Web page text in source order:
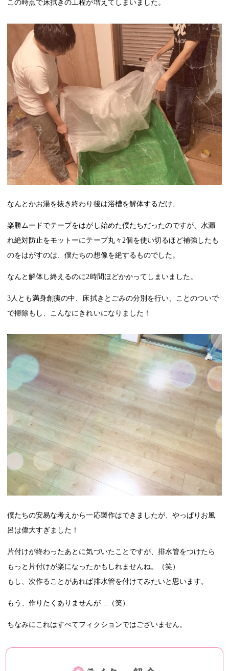
この時点で床拭きの工程が増えてしまいました。
なんとかお湯を抜き終わり後は浴槽を解体するだけ、
楽勝ムードでテープをはがし始めた僕たちだったのですが、水漏
れ絶対防止をモットーにテープ丸々 2個を使い切るほど補強したも
のをはがすのは、僕たちの想像を絶するものでした。
なんと解体し終えるのに2時間ほどかかってしまいました。
3人とも満身創痍の中、床拭きとごみの分別を行い、ことのついで
で掃除もし、こんなにきれいになりました！
僕たちの安易な考えから一応製作はできましたが、やっぱりお風
呂は偉大すぎました！
片付けが終わったあとに気づいたことですが、排水管をつけたら
もっと片付けが楽になったかもしれませんね。（笑）
もし、次作ることがあれば排水管を付けてみたいと思います。
もう、作りたくありませんが… （笑）
ちなみにこれはすべてフィクションではございません。